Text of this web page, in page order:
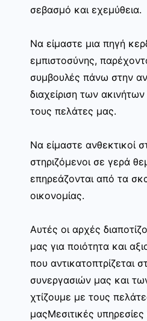
σεβασμό και εχεμύθεια.
Να είμαστε μια πηγή
εμπιστοσύνης,
συμβουλές πάνω στην
διαχείριση των
τους πελάτες μας.
Να είμαστε ανθεκτικοί
στηριζόμενοι σε γερά
επηρεάζονται από τα
οικονομίας.
Αυτές οι αρχές
μας για ποιότητα και
που αντικατοπτρίζεται
συνεργασιών μας και
χτίζουμε με τους
μαςΜεσιτικές υπηρεσίες